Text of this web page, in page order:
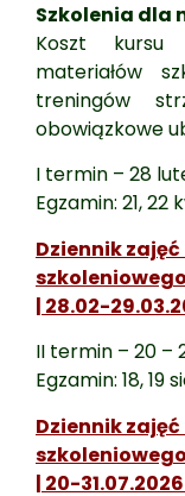
Szkolenia dla
Koszt kursu
materiałów
treningów
obowiązkowe
I termin – 28
Egzamin: 21, 22
Dziennik
| 28.02-
II termin – 20 –
Egzamin: 18, 19
Dziennik
| 20-